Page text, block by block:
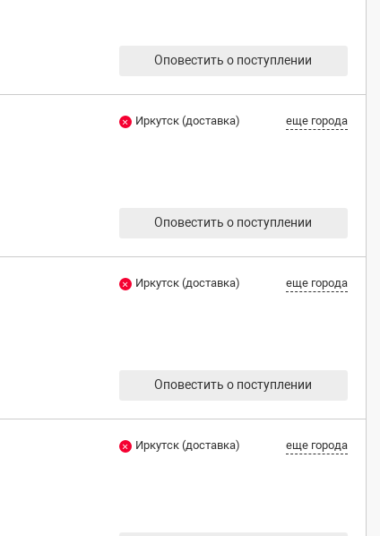
Оповестить о поступлении
Иркутск (доставка) еще города
Оповестить о поступлении
Иркутск (доставка) еще города
Оповестить о поступлении
Иркутск (доставка) еще города